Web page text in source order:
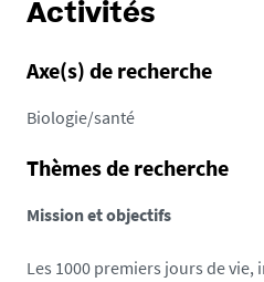
Activités
Axe(s) de recherche
Biologie/santé
Thèmes de recherche
Mission et objectifs
Les 1000 premiers jours de vie,